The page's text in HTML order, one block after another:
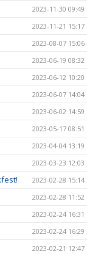
2023-11-30 09:49
2023-11-21 15:17
2023-08-07 15:06
2023-06-19 08:32
2023-06-12 10:20
2023-06-07 14:04
2023-06-02 14:59
2023-05-17 08:51
2023-04-04 13:19
2023-03-23 12:03
2023-02-28 15:14
2023-02-28 11:52
2023-02-24 16:31
2023-02-24 16:29
2023-02-21 12:47